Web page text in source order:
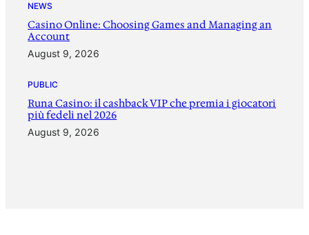
NEWS
Casino Online: Choosing Games and Managing an
Account
August 9, 2026
PUBLIC
Runa Casino: il cashback VIP che premia i giocatori
più fedeli nel 2026
August 9, 2026